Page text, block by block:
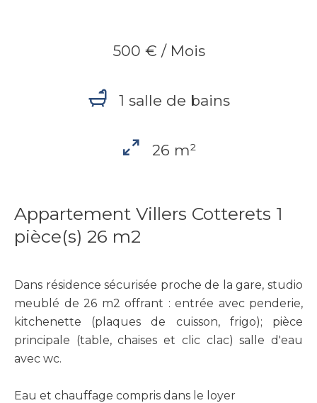
500 € / Mois
1 salle de bains
26 m²
Appartement Villers Cotterets 1
pièce(s) 26 m2
Dans résidence sécurisée proche de la gare, studio
meublé de 26 m2 offrant : entrée avec penderie,
kitchenette (plaques de cuisson, frigo); pièce
principale (table, chaises et clic clac) salle d'eau
avec wc.
Eau et chauffage compris dans le loyer